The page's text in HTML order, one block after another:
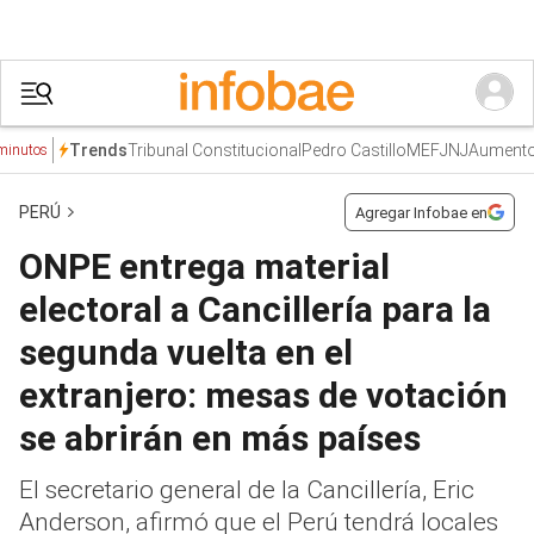
TrendsTribunal ConstitucionalPedro CastilloMEFJNJAumento de
PERÚ Agregar Infobae en
ONPE entrega material
electoral a Cancillería para la
segunda vuelta en el
extranjero: mesas de votación
se abrirán en más países
El secretario general de la Cancillería, Eric
Anderson, afirmó que el Perú tendrá locales